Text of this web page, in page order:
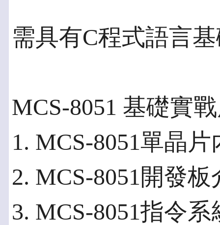
需具有C程式語言
MCS-8051 基礎實
1. MCS-8051單晶
2. MCS-8051開發
3. MCS-8051指令